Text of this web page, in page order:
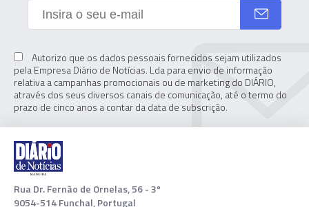
Autorizo que os dados pessoais fornecidos sejam utilizados
pela Empresa Diário de Notícias. Lda para envio de informação
relativa a campanhas promocionais ou de marketing do DIÁRIO,
através dos seus diversos canais de comunicação, até o termo do
prazo de cinco anos a contar da data de subscrição.
Rua Dr. Fernão de Ornelas, 56 - 3º
9054-514 Funchal, Portugal